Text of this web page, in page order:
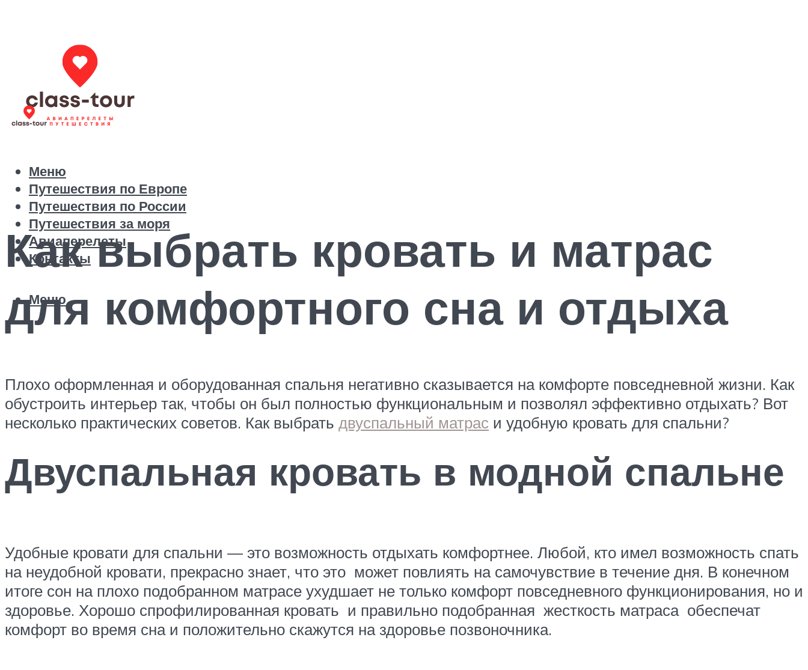
Путешествия по Европе
Путешествия по России
Путешествия за моря
Авиаперелеты
Контакты
Меню
Меню
Как выбрать кровать и матрас
для комфортного сна и отдыха
Плохо оформленная и оборудованная спальня негативно сказывается на комфорте повседневной жизни. Как
обустроить интерьер так, чтобы он был полностью функциональным и позволял эффективно отдыхать? Вот
несколько практических советов. Как выбрать двуспальный матрас и удобную кровать для спальни?
Двуспальная кровать в модной спальне
Удобные кровати для спальни — это возможность отдыхать комфортнее. Любой, кто имел возможность спать
на неудобной кровати, прекрасно знает, что это может повлиять на самочувствие в течение дня. В конечном
итоге сон на плохо подобранном матрасе ухудшает не только комфорт повседневного функционирования, но и
здоровье. Хорошо спрофилированная кровать и правильно подобранная жесткость матраса обеспечат
комфорт во время сна и положительно скажутся на здоровье позвоночника.